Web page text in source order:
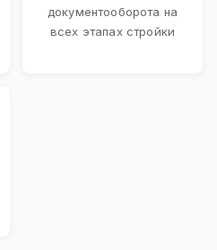
документооборота на
всех этапах стройки